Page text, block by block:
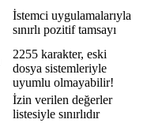
İstemci uygulamalarıyla
sınırlı pozitif tamsayı
2255 karakter, eski
dosya sistemleriyle
uyumlu olmayabilir!
İzin verilen değerler
listesiyle sınırlıdır